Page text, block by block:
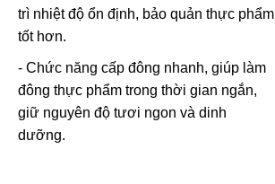
trì nhiệt độ ổn định, bảo quản thực phẩm
tốt hơn.
- Chức năng cấp đông nhanh, giúp làm
đông thực phẩm trong thời gian ngắn,
giữ nguyên độ tươi ngon và dinh
dưỡng.